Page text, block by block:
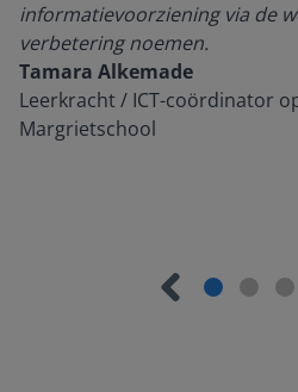
informatievoorziening via de
verbetering noemen.
Tamara Alkemade
Leerkracht / ICT-coördinator
Margrietschool